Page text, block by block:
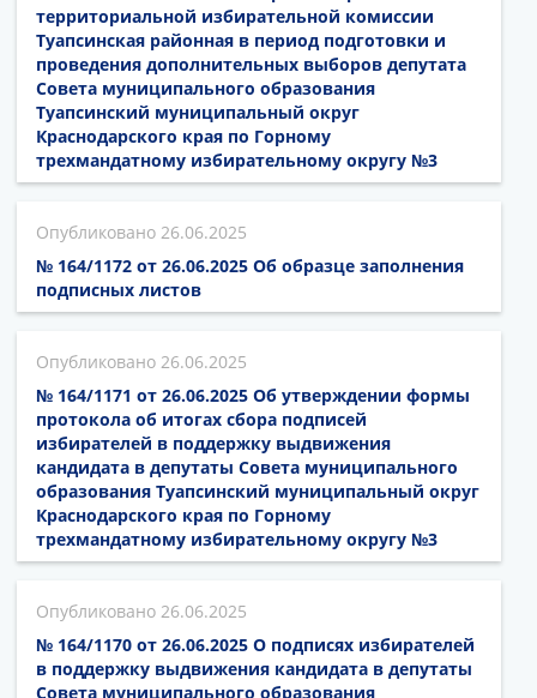
территориальной избирательной комиссии
Туапсинская районная в период подготовки и
проведения дополнительных выборов депутата
Совета муниципального образования
Туапсинский муниципальный округ
Краснодарского края по Горному
трехмандатному избирательному округу №3
26.06.2025
№ 164/1172 от 26.06.2025 Об образце заполнения
подписных листов
26.06.2025
№ 164/1171 от 26.06.2025 Об утверждении формы
протокола об итогах сбора подписей
избирателей в поддержку выдвижения
кандидата в депутаты Совета муниципального
образования Туапсинский муниципальный округ
Краснодарского края по Горному
трехмандатному избирательному округу №3
26.06.2025
№ 164/1170 от 26.06.2025 О подписях избирателей
в поддержку выдвижения кандидата в депутаты
Совета муниципального образования